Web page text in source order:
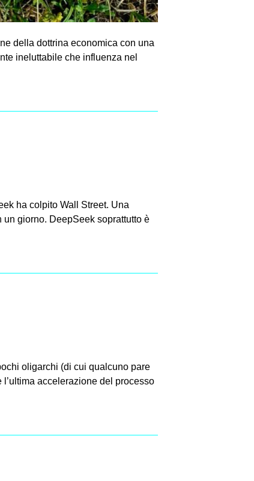
della dottrina economica con una
ineluttabile che influenza nel
ha colpito Wall Street. Una
giorno. DeepSeek soprattutto è
oligarchi (di cui qualcuno pare
accelerazione del processo